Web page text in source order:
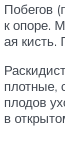
Побегов
к опоре.
ая кисть.
плотные,
плодов
в